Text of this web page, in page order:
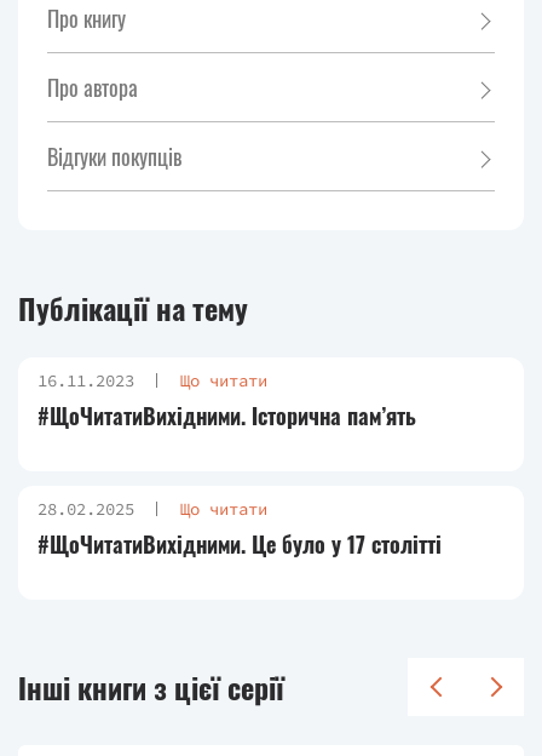
Про книгу
Про автора
Відгуки покупців
Публікації на тему
16.11.2023 Що читати
#ЩоЧитатиВихідними. Історична пам’ять
28.02.2025 Що читати
#ЩоЧитатиВихідними. Це було у 17 столітті
Інші книги з цієї серії